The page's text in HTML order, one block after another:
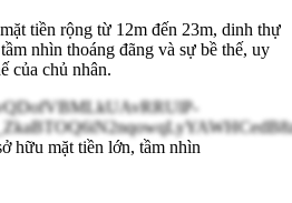
tiền rộng từ 12m đến 23m, dinh thự
nhìn thoáng đãng và sự bề thế, uy
của chủ nhân.
hữu mặt tiền lớn, tầm nhìn